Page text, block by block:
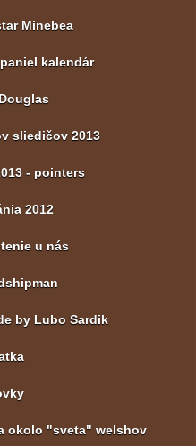
Minebea
kalendár
sliedičov 2013
- pointers
2012
u nás
by Lubo Sardik
okolo "sveta" welshov